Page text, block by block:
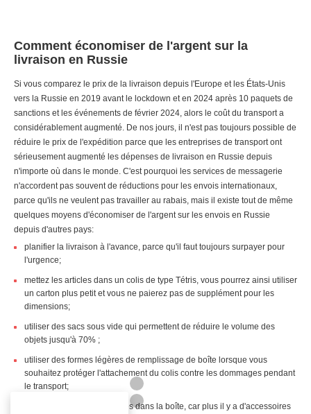
Comment économiser de l'argent sur la
livraison en Russie
Si vous comparez le prix de la livraison depuis l'Europe et les États-Unis
vers la Russie en 2019 avant le lockdown et en 2024 après 10 paquets de
sanctions et les événements de février 2024, alors le coût du transport a
considérablement augmenté. De nos jours, il n'est pas toujours possible de
réduire le prix de l'expédition parce que les entreprises de transport ont
sérieusement augmenté les dépenses de livraison en Russie depuis
n'importe où dans le monde. C'est pourquoi les services de messagerie
n'accordent pas souvent de réductions pour les envois internationaux,
parce qu'ils ne veulent pas travailler au rabais, mais il existe tout de même
quelques moyens d'économiser de l'argent sur les envois en Russie
depuis d'autres pays:
planifier la livraison à l'avance, parce qu'il faut toujours surpayer pour
l'urgence;
mettez les articles dans un colis de type Tétris, vous pourrez ainsi utiliser
un carton plus petit et vous ne paierez pas de supplément pour les
dimensions;
utiliser des sacs sous vide qui permettent de réduire le volume des
objets jusqu'à 70% ;
utiliser des formes légères de remplissage de boîte lorsque vous
souhaitez protéger l'attachement du colis contre les dommages pendant
le transport;
ne pas mettre trop de choses dans la boîte, car plus il y a d'accessoires